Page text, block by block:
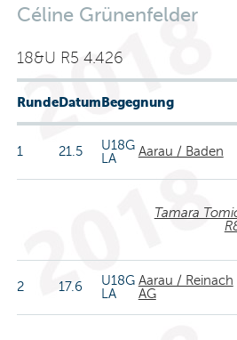
Céline Grünenfelder
18&U R5 4.426
RundeDatumBegegnung
1 21.5
U18G
LA
Aarau / Baden
Tamara
2 17.6
U18G
LA
Aarau / Reinach
AG